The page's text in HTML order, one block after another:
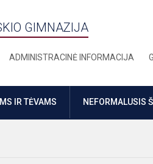
GIMNAZIJA
ADMINISTRACINĖ INFORMACIJA
IR TĖVAMS NEFORMALUSIS